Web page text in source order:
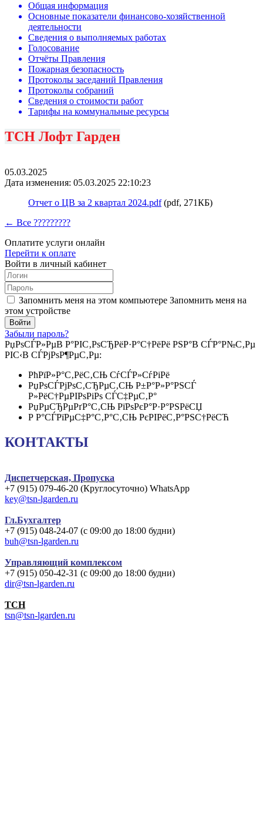
Общая информация
Основные показатели финансово-хозяйственной
деятельности
Сведения о выполняемых работах
Голосование
Отчёты Правления
Пожарная безопасность
Протоколы заседаний Правления
Протоколы собраний
Сведения о стоимости работ
Тарифы на коммунальные ресурсы
ТСН Лофт Гарден
05.03.2025
Дата изменения: 05.03.2025 22:10:23
Отчет о ЦВ за 2 квартал 2024.pdf(pdf, 271КБ)
← Все ?????????
Оплатите услуги онлайн
Перейти к оплате
Войти в личный кабинет
Запомнить меня на этом компьютере Запомнить меня на
этом устройстве
Забыли пароль?
РџРѕСЃР»РµВ Р°РІС‚РѕСЂРёР·Р°С†РёРё РЅР°В СЃР°Р№С‚Рµ
РІС‹В СЃРјРѕР¶РµС‚Рµ:
РћРїР»Р°С‚РёС‚СЊ СѓСЃР»СѓРіРё
РџРѕСЃРјРѕС‚СЂРµС‚СЊ Р±Р°Р»Р°РЅСЃ
Р»РёС†РµРІРѕРіРѕ СЃС‡РµС‚Р°
РџРµСЂРµРґР°С‚СЊ РїРѕРєР°Р·Р°РЅРёСЏ
Р Р°СЃРїРµС‡Р°С‚Р°С‚СЊ РєРІРёС‚Р°РЅС†РёСЋ
КОНТАКТЫ
Диспетчерская, Пропуска
+7 (915) 079-46-20 (Круглосуточно) WhatsApp
key@tsn-lgarden.ru
Гл.Бухгалтер
+7 (915) 048-24-07 (с 09:00 до 18:00 будни)
buh@tsn-lgarden.ru
Управляющий комплексом
+7 (915) 050-42-31 (с 09:00 до 18:00 будни)
dir@tsn-lgarden.ru
TCH
tsn@tsn-lgarden.ru